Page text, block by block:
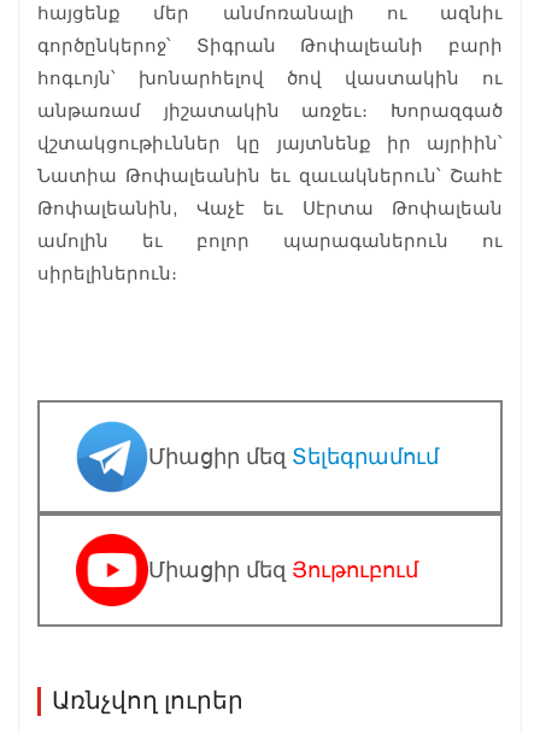
հայցենք մեր անմոռանալի ու ազնիւ
գործընկերոջ՝ Տիգրան Թոփալեանի բարի
հոգւոյն՝ խոնարհելով ծով վաստակին ու
անթառամ յիշատակին առջեւ։ Խորազգած
վշտակցութիւններ կը յայտնենք իր այրիին՝
Նատիա Թոփալեանին եւ զաւակներուն՝ Շահէ
Թոփալեանին, Վաչէ եւ Սէրտա Թոփալեան
ամոլին եւ բոլոր պարագաներուն ու
սիրելիներուն։
Միացիր մեզ Տելեգրամում
Միացիր մեզ Յութուբում
Առնչվող լուրեր